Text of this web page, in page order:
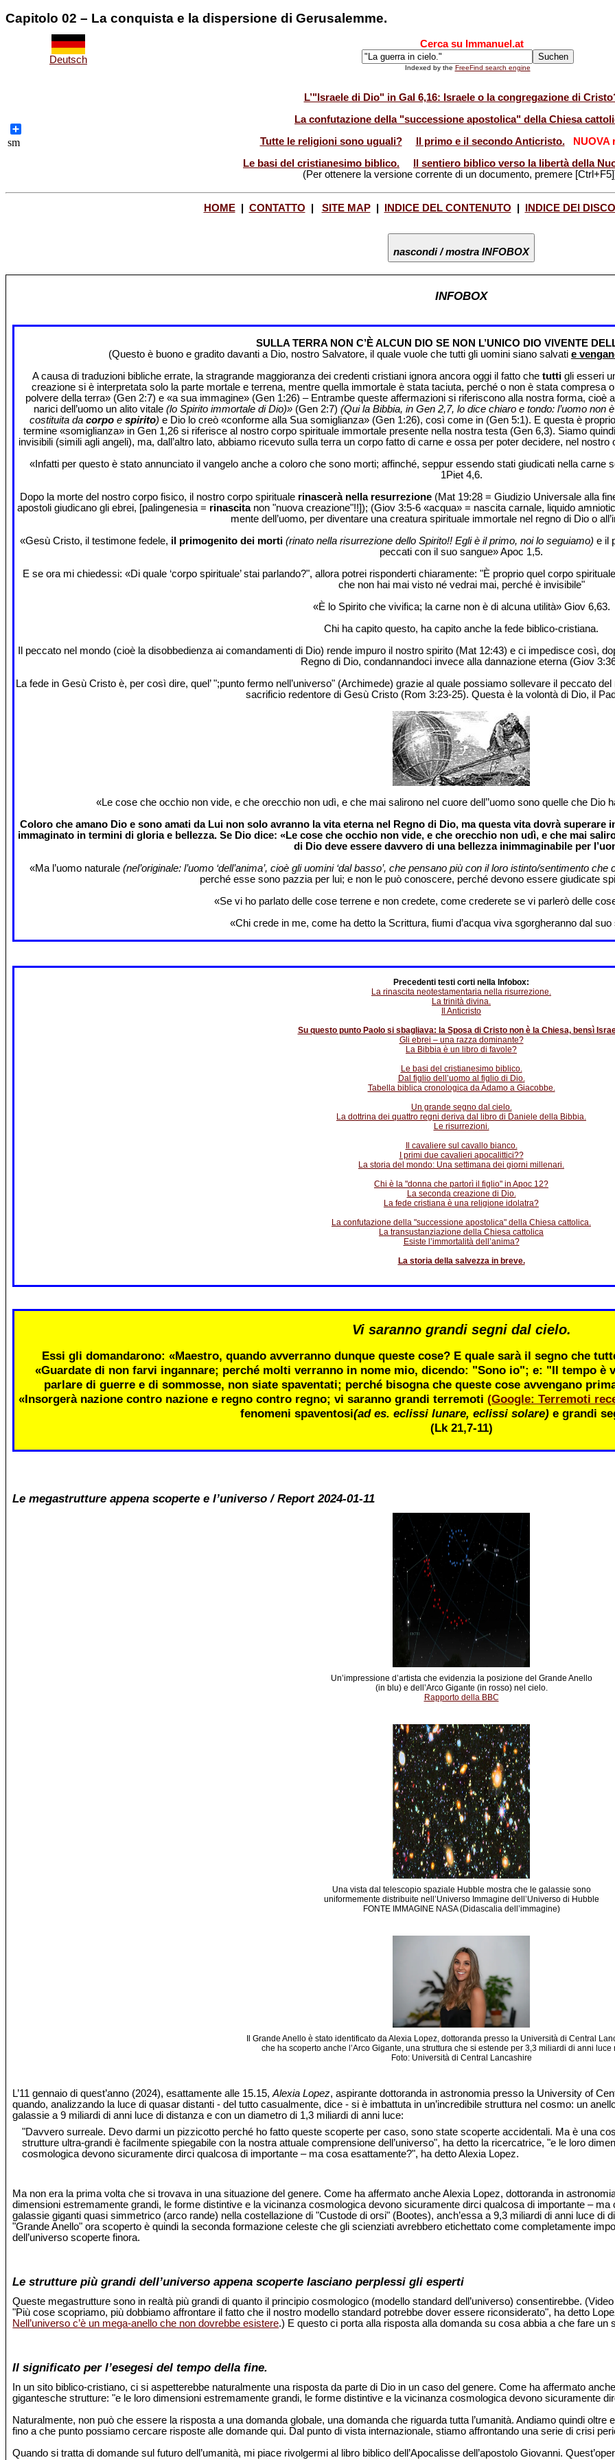
Capitolo 02 – La conquista e la dispersione di Gerusalemme.
Deutsch
Cerca su Immanuel.at
Indexed by the FreeFind search engine
Share
sm
L’"Israele di Dio" in Gal 6,16: Israele o la congregazione di
La confutazione della "successione apostolica" della Chiesa
Tutte le religioni sono uguali?
Il primo e il secondo Anticristo.
NUOVA
Le basi del cristianesimo biblico.
Il sentiero biblico verso la libertà della
(Per ottenere la versione corrente di un documento, premere
HOME| CONTATTO SITE MAP| INDICE DEL CONTENUTO INDICE DEI
nascondi / mostra INFOBOX
INFOBOX
SULLA TERRA NON C’È ALCUN DIO SE NON L’UNICO DIO VIVENTE
(Questo è buono e gradito davanti a Dio, nostro Salvatore, il quale vuole che tutti gli uomini siano salvati e
A causa di traduzioni bibliche errate, la stragrande maggioranza dei credenti cristiani ignora ancora oggi il fatto che tutti gli esseri
creazione si è interpretata solo la parte mortale e terrena, mentre quella immortale è stata taciuta, perché o non è stata compresa
polvere della terra» (Gen 2:7) e «a sua immagine» (Gen 1:26) – Entrambe queste affermazioni si riferiscono alla nostra forma,
narici dell’uomo un alito vitale (lo Spirito immortale di Dio)» (Gen 2:7) (Qui la Bibbia, in Gen 2,7, lo dice chiaro e tondo: l’uomo non
costituita da corpoe spirito) e Dio lo creò «conforme alla Sua somiglianza» (Gen 1:26), così come in (Gen 5:1). E questa è
termine «somiglianza» in Gen 1,26 si riferisce al nostro corpo spirituale immortale presente nella nostra testa (Gen 6,3). Siamo
invisibili (simili agli angeli), ma, dall’altro lato, abbiamo ricevuto sulla terra un corpo fatto di carne e ossa per poter decidere, nel
«Infatti per questo è stato annunciato il vangelo anche a coloro che sono morti; affinché, seppur essendo stati giudicati nella
1Piet 4,6.
Dopo la morte del nostro corpo fisico, il nostro corpo spirituale rinascerà nella resurrezione (Mat 19:28 = Giudizio Universale alla
apostoli giudicano gli ebrei, [palingenesia = rinascitanon "nuova creazione"!!]); (Giov 3:5-6 «acqua» = nascita carnale, liquido
mente dell’uomo, per diventare una creatura spirituale immortale nel regno di Dio o
«Gesù Cristo, il testimone fedele, il primogenito dei morti(rinato nella risurrezione dello Spirito!! Egli è il primo, noi lo seguiamo) e il
peccati con il suo sangue» Apoc 1,5.
E se ora mi chiedessi: «Di quale ‘corpo spirituale’ stai parlando?", allora potrei risponderti chiaramente: "È proprio quel corpo
che non hai mai visto né vedrai mai, perché è invisibile"
«È lo Spirito che vivifica; la carne non è di alcuna utilità» Giov 6,63.
Chi ha capito questo, ha capito anche la fede biblico-cristiana.
Il peccato nel mondo (cioè la disobbedienza ai comandamenti di Dio) rende impuro il nostro spirito (Mat 12:43) e ci impedisce così,
Regno di Dio, condannandoci invece alla dannazione eterna (Giov
La fede in Gesù Cristo è, per così dire, quel’ ";punto fermo nell’universo" (Archimede) grazie al quale possiamo sollevare il peccato
sacrificio redentore di Gesù Cristo (Rom 3:23-25). Questa è la volontà di Dio, il
«Le cose che occhio non vide, e che orecchio non udì, e che mai salirono nel cuore dell’’uomo sono quelle che Dio
Coloro che amano Dio e sono amati da Lui non solo avranno la vita eterna nel Regno di Dio, ma questa vita dovrà
immaginato in termini di gloria e bellezza. Se Dio dice: «Le cose che occhio non vide, e che orecchio non udì, e che mai
di Dio deve essere davvero di una bellezza inimmaginabile per
«Ma l’uomo naturale (nel’originale: l’uomo ‘dell’anima’, cioè gli uomini ‘dal basso’, che pensano più con il loro istinto/sentimento
perché esse sono pazzia per lui; e non le può conoscere, perché devono essere giudicate
«Se vi ho parlato delle cose terrene e non credete, come crederete se vi parlerò delle
«Chi crede in me, come ha detto la Scrittura, fiumi d’acqua viva sgorgheranno dal
Precedenti testi corti nella Infobox:
La rinascita neotestamentaria nella risurrezione.
La trinità divina.
Il Anticristo
Su questo punto Paolo si sbagliava: la Sposa di Cristo non è la Chiesa, bensì
Gli ebrei – una razza dominante?
La Bibbia è un libro di favole?
Le basi del cristianesimo biblico.
Dal figlio dell’uomo al figlio di Dio.
Tabella biblica cronologica da Adamo a Giacobbe.
Un grande segno dal cielo.
La dottrina dei quattro regni deriva dal libro di Daniele della Bibbia.
Le risurrezioni.
Il cavaliere sul cavallo bianco.
I primi due cavalieri apocalittici??
La storia del mondo: Una settimana dei giorni millenari.
Chi è la "donna che partorì il figlio" in Apoc 12?
La seconda creazione di Dio.
La fede cristiana è una religione idolatra?
La confutazione della "successione apostolica" della Chiesa cattolica.
La transustanziazione della Chiesa cattolica
Esiste l’immortalità dell’anima?
La storia della salvezza in breve.
Vi saranno grandi segni dal cielo.
Essi gli domandarono: «Maestro, quando avverranno dunque queste cose? E quale sarà il segno che
«Guardate di non farvi ingannare; perché molti verranno in nome mio, dicendo: "Sono io"; e: "Il tempo è
parlare di guerre e di sommosse, non siate spaventati; perché bisogna che queste cose avvengano
«Insorgerà nazione contro nazione e regno contro regno; vi saranno grandi terremoti (Google: Terremoti
fenomeni spaventosi(ad es. eclissi lunare, eclissi solare) e grandi
(Lk 21,7-11)
Le megastrutture appena scoperte e l’universo / Report 2024-01-11
Un’impressione d’artista che evidenzia la posizione del Grande Anello
(in blu) e dell’Arco Gigante (in rosso) nel cielo.
Rapporto della BBC
Una vista dal telescopio spaziale Hubble mostra che le galassie sono
uniformemente distribuite nell’Universo Immagine dell’Universo di Hubble
FONTE IMMAGINE NASA (Didascalia dell’immagine)
Il Grande Anello è stato identificato da Alexia Lopez, dottoranda presso la Università di Central
che ha scoperto anche l’Arco Gigante, una struttura che si estende per 3,3 miliardi di anni luce
Foto: Università di Central Lancashire
L’11 gennaio di quest’anno (2024), esattamente alle 15.15,Alexia Lopez, aspirante dottoranda in astronomia presso la University of
quando, analizzando la luce di quasar distanti - del tutto casualmente, dice - si è imbattuta in un’incredibile struttura nel cosmo: un
galassie a 9 miliardi di anni luce di distanza e con un diametro di 1,3 miliardi di anni luce:
"Davvero surreale. Devo darmi un pizzicotto perché ho fatto queste scoperte per caso, sono state scoperte accidentali. Ma è una
strutture ultra-grandi è facilmente spiegabile con la nostra attuale comprensione dell’universo", ha detto la ricercatrice, "e le loro
cosmologica devono sicuramente dirci qualcosa di importante – ma cosa esattamente?", ha detto Alexia Lopez.
Ma non era la prima volta che si trovava in una situazione del genere. Come ha affermato anche Alexia Lopez, dottoranda in
dimensioni estremamente grandi, le forme distintive e la vicinanza cosmologica devono sicuramente dirci qualcosa di importante –
galassie giganti quasi simmetrico (arco rande) nella costellazione di "Custode di orsi" (Bootes), anch’essa a 9,3 miliardi di anni luce di
"Grande Anello" ora scoperto è quindi la seconda formazione celeste che gli scienziati avrebbero etichettato come completamente
dell’universo scoperte finora.
Le strutture più grandi dell’universo appena scoperte lasciano perplessi gli esperti
Queste megastrutture sono in realtà più grandi di quanto il principio cosmologico (modello standard dell’universo) consentirebbe.
"Più cose scopriamo, più dobbiamo affrontare il fatto che il nostro modello standard potrebbe dover essere riconsiderato", ha detto
Nell’universo c’è un mega-anello che non dovrebbe esistere.) E questo ci porta alla risposta alla domanda su cosa abbia a che fare
Il significato per l’esegesi del tempo della fine.
In un sito biblico-cristiano, ci si aspetterebbe naturalmente una risposta da parte di Dio in un caso del genere. Come ha affermato
gigantesche strutture: "e le loro dimensioni estremamente grandi, le forme distintive e la vicinanza cosmologica devono sicuramente
Naturalmente, non può che essere la risposta a una domanda globale, una domanda che riguarda tutta l’umanità. Andiamo quindi
fino a che punto possiamo cercare risposte alle domande qui. Dal punto di vista internazionale, stiamo affrontando una serie di crisi
Quando si tratta di domande sul futuro dell’umanità, mi piace rivolgermi al libro biblico dell’Apocalisse dell’apostolo Giovanni.